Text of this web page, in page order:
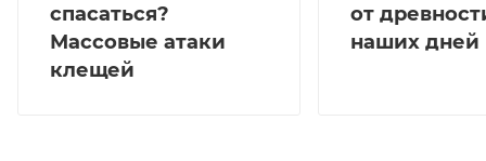
спасаться?
Массовые атаки
клещей
от
наших дней